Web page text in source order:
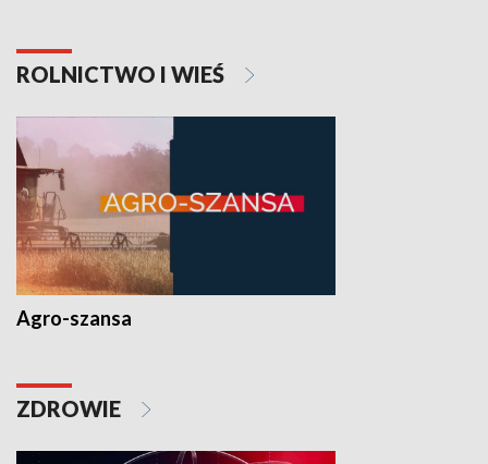
ROLNICTWO I WIEŚ
Agro-szansa
ZDROWIE